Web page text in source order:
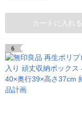
カートに入れる
6